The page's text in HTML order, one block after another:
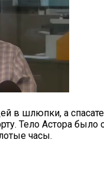
в шлюпки, а
Тело Астора было
часы.